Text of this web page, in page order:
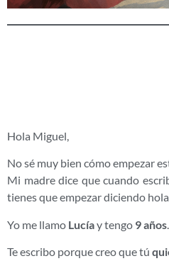
Hola Miguel,
No sé muy bien cómo empezar
Mi madre dice que cuando
tienes que empezar diciendo
Yo me llamo Lucíay tengo 9 años
Te escribo porque creo que tú